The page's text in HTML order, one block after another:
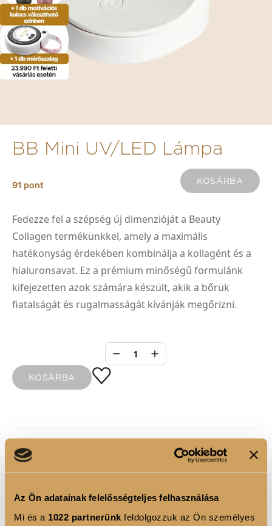
Az Ön adatainak felelősségteljes felhasználása
Mi és a 1022 partnerünk feldolgozzuk az Ön személyes
BB Mini UV/LED Lámpa
91 pont KOSÁRBA
Fedezze fel a szépség új dimenzióját a Beauty
Collagen termékünkkel, amely a maximális
hatékonyság érdekében kombinálja a kollagént és a
hialuronsavat. Ez a prémium minőségű formulánk
kifejezetten azok számára készült, akik a bőrük
fiatalságát és rugalmasságát kívánják megőrizni.
1
KOSÁRBA
TERMÉKLEÍRÁS
A Gel Tipeket felragasztáskor -annak érdekében,
hogy biztosan ne mozduljanak el- érdemes pár
másodpercig a megfelelő szögben kezünkkel